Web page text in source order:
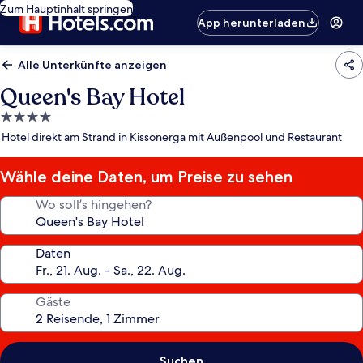
Zum Hauptinhalt springen
App herunterladen
Alle Unterkünfte anzeigen
Queen's Bay Hotel
4.0-
Sterne-
Hotel direkt am Strand in Kissonerga mit Außenpool und Restaurant
Wähle deine Daten, um Preise zu sehen
Wo soll’s hingehen?
Daten
Gäste